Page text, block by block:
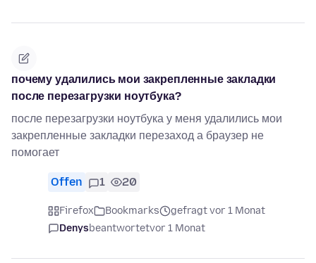
почему удалились мои закрепленные закладки
после перезагрузки ноутбука?
после перезагрузки ноутбука у меня удалились мои
закрепленные закладки перезаход а браузер не
помогает
Offen 1 20
Firefox Bookmarks
gefragt vor 1 Monat
Denysbeantwortetvor 1 Monat